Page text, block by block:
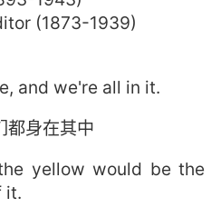
(1873-1939)
and we're all in it.
都身在其中
yellow would be the
it.